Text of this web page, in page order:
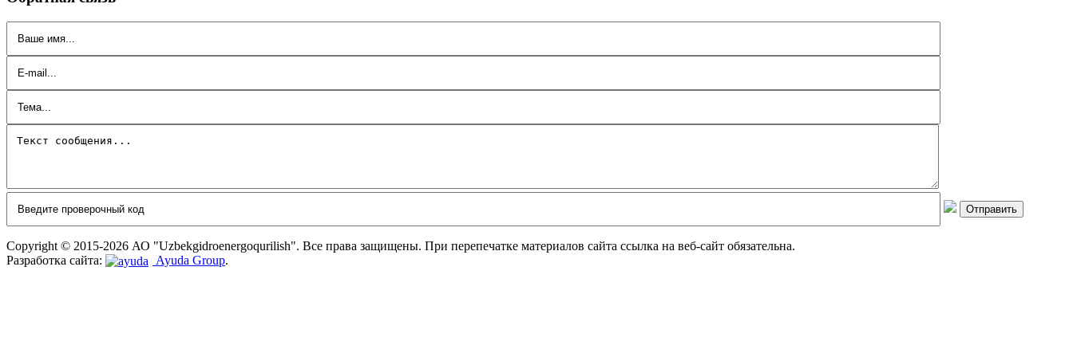
Copyright © 2015-2026 АО "Uzbekgidroenergoqurilish". Все права защищены. При перепечатке материалов сайта ссылка на веб-сайт обязательна.
Разработка сайта:
Ayuda Group.